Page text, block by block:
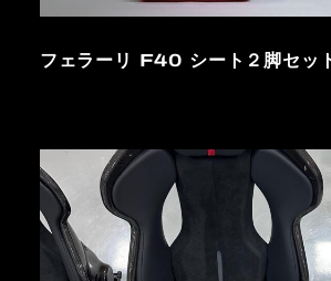
フェラーリ F40 シート２脚セッ